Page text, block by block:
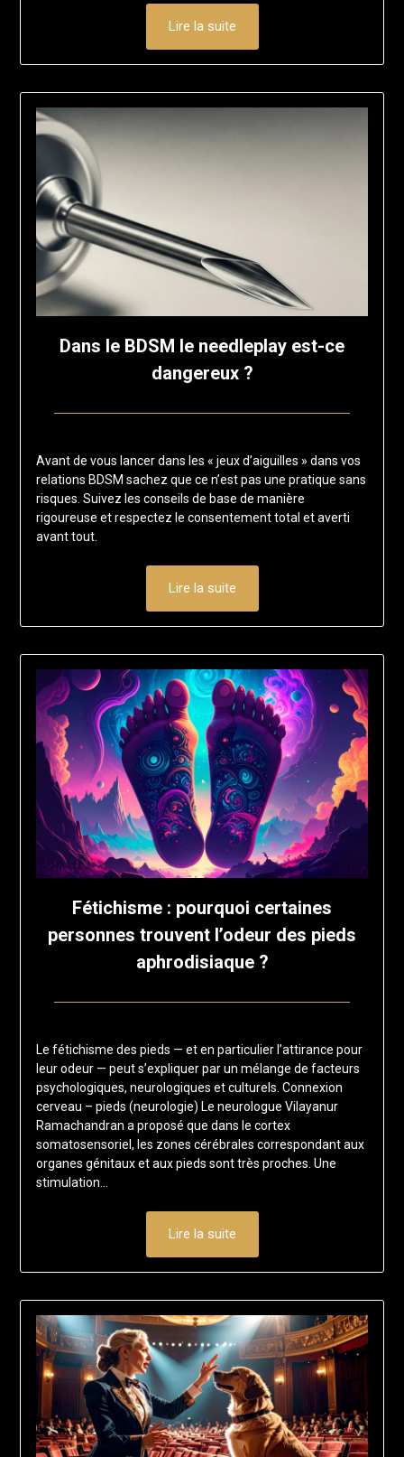
Lire la suite
Dans le BDSM le needleplay est-ce
dangereux ?
4
juin
2025
Avant de vous lancer dans les « jeux d’aiguilles » dans vos
relations BDSM sachez que ce n’est pas une pratique sans
risques. Suivez les conseils de base de manière
rigoureuse et respectez le consentement total et averti
avant tout.
Lire la suite
Fétichisme : pourquoi certaines
personnes trouvent l’odeur des pieds
aphrodisiaque ?
5
mai
2025
Le fétichisme des pieds — et en particulier l’attirance pour
leur odeur — peut s’expliquer par un mélange de facteurs
psychologiques, neurologiques et culturels. Connexion
cerveau – pieds (neurologie) Le neurologue Vilayanur
Ramachandran a proposé que dans le cortex
somatosensoriel, les zones cérébrales correspondant aux
organes génitaux et aux pieds sont très proches. Une
stimulation…
Lire la suite